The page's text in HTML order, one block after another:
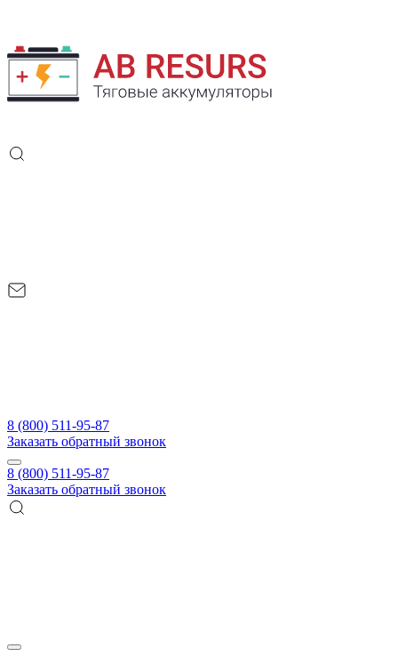
8 (800) 511-95-87
Заказать обратный звонок
8 (800) 511-95-87
Заказать обратный звонок